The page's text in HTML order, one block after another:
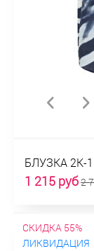
БЛУЗКА 2К-
1 215 руб2
СКИДКА 55%
ЛИКВИДАЦИЯ